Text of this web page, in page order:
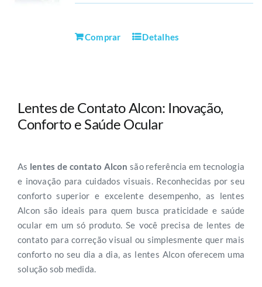
Comprar Detalhes
Lentes de Contato Alcon: Inovação,
Conforto e Saúde Ocular
As lentes de contato Alcon são referência em tecnologia
e inovação para cuidados visuais. Reconhecidas por seu
conforto superior e excelente desempenho, as lentes
Alcon são ideais para quem busca praticidade e saúde
ocular em um só produto. Se você precisa de lentes de
contato para correção visual ou simplesmente quer mais
conforto no seu dia a dia, as lentes Alcon oferecem uma
solução sob medida.